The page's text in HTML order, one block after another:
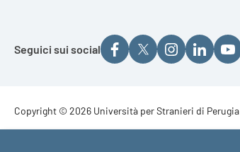
Seguici sui social
Footer - Copyright
Copyright © 2026 Università per Stranieri di Perugia